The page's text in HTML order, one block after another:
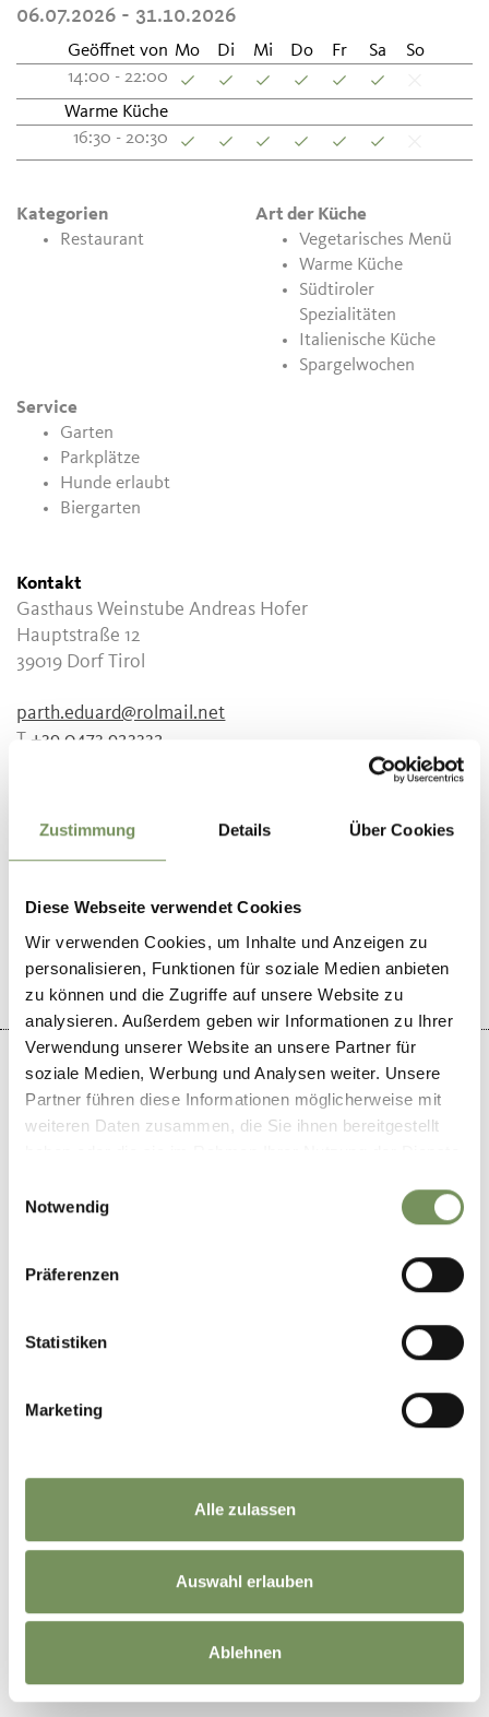
Zustimmung Details Über Cookies
Diese Webseite verwendet Cookies
Wir verwenden Cookies, um Inhalte und Anzeigen zu
personalisieren, Funktionen für soziale Medien anbieten
zu können und die Zugriffe auf unsere Website zu
analysieren. Außerdem geben wir Informationen zu Ihrer
Verwendung unserer Website an unsere Partner für
soziale Medien, Werbung und Analysen weiter. Unsere
Partner führen diese Informationen möglicherweise mit
weiteren Daten zusammen, die Sie ihnen bereitgestellt
Notwendig
Präferenzen
Statistiken
Marketing
Alle zulassen
Auswahl erlauben
Ablehnen
06.07.2026 - 31.10.2026
Geöffnet von Mo Di Mi Do Fr Sa
So
14:00 - 22:00
Warme Küche
16:30 - 20:30
Kategorien
Restaurant
Art der Küche
Vegetarisches Menü
Warme Küche
Südtiroler
Spezialitäten
Italienische Küche
Spargelwochen
Service
Garten
Parkplätze
Hunde erlaubt
Biergarten
Kontakt
Gasthaus Weinstube Andreas Hofer
Hauptstraße 12
39019 Dorf Tirol
parth.eduard@rolmail.net
T +39 0473 923332